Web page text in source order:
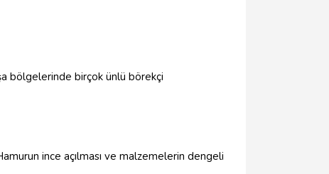
bölgelerinde birçok ünlü börekçi
ince açılması ve malzemelerin dengeli